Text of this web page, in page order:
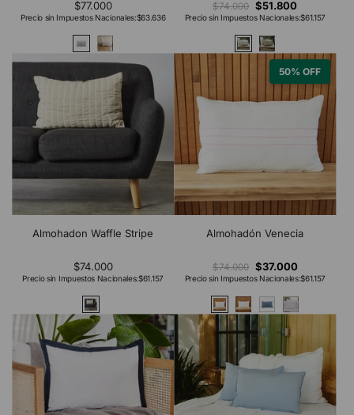
$77.000
Precio sin Impuestos Nacionales:$63.636
$74.000 $51.800
Precio sin Impuestos Nacionales:$61.157
Almohadon Waffle Stripe
$74.000
Precio sin Impuestos Nacionales:$61.157
50% OFF
Almohadón Venecia
$74.000 $37.000
Precio sin Impuestos Nacionales:$61.157